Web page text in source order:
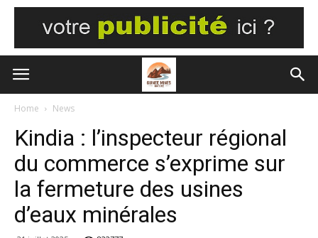
Home News
Kindia : l’inspecteur régional
du commerce s’exprime sur
la fermeture des usines
d’eaux minérales